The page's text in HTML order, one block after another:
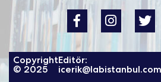
Copyright
© 2025
Editör: